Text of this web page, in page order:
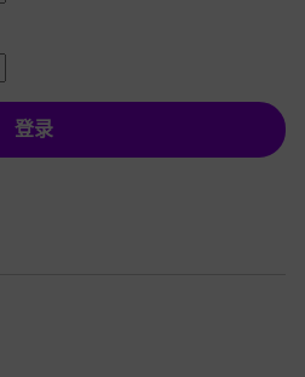
登录